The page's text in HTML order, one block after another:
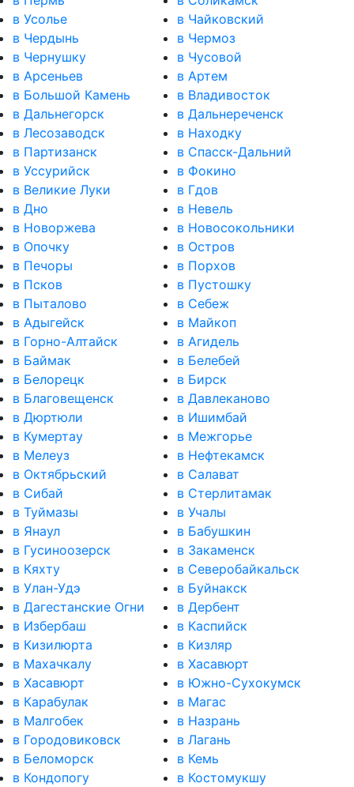
в Усолье
в Чайковский
в Чердынь
в Чермоз
в Чернушку
в Чусовой
в Арсеньев
в Артем
в Большой Камень
в Владивосток
в Дальнегорск
в Дальнереченск
в Лесозаводск
в Находку
в Партизанск
в Спасск-Дальний
в Уссурийск
в Фокино
в Великие Луки
в Гдов
в Дно
в Невель
в Новоржева
в Новосокольники
в Опочку
в Остров
в Печоры
в Порхов
в Псков
в Пустошку
в Пыталово
в Себеж
в Адыгейск
в Майкоп
в Горно-Алтайск
в Агидель
в Баймак
в Белебей
в Белорецк
в Бирск
в Благовещенск
в Давлеканово
в Дюртюли
в Ишимбай
в Кумертау
в Межгорье
в Мелеуз
в Нефтекамск
в Октябрьский
в Салават
в Сибай
в Стерлитамак
в Туймазы
в Учалы
в Янаул
в Бабушкин
в Гусиноозерск
в Закаменск
в Кяхту
в Северобайкальск
в Улан-Удэ
в Буйнакск
в Дагестанские Огни
в Дербент
в Избербаш
в Каспийск
в Кизилюрта
в Кизляр
в Махачкалу
в Хасавюрт
в Хасавюрт
в Южно-Сухокумск
в Карабулак
в Магас
в Малгобек
в Назрань
в Городовиковск
в Лагань
в Беломорск
в Кемь
в Кондопогу
в Костомукшу